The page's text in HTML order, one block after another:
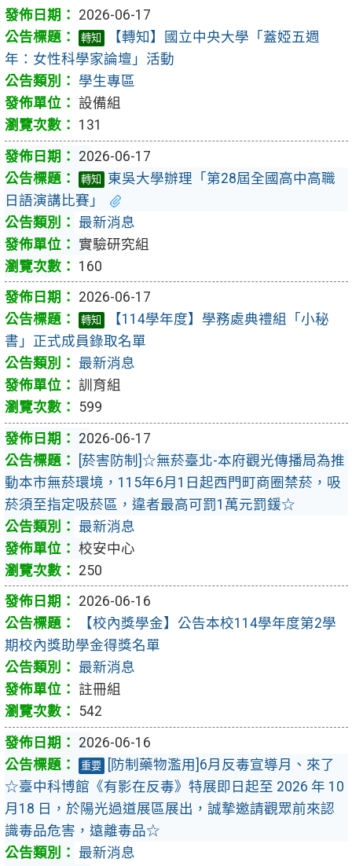
2026-06-17
轉知
【轉知】國立中央大學「蓋婭五週
年：女性科學家論壇」活動
學生專區
設備組
131
2026-06-17
轉知
東吳大學辦理「第28屆全國高中高職
日語演講比賽」
最新消息
實驗研究組
160
2026-06-17
轉知
【114學年度】學務處典禮組「小秘
書」正式成員錄取名單
最新消息
訓育組
599
2026-06-17
[菸害防制]☆無菸臺北-本府觀光傳播局為推
動本市無菸環境，115年6月1日起西門町商圈禁菸，吸
菸須至指定吸菸區，違者最高可罰1萬元罰鍰☆
最新消息
校安中心
250
2026-06-16
【校內獎學金】公告本校114學年度第2學
期校內獎助學金得獎名單
最新消息
註冊組
542
2026-06-16
重要
[防制藥物濫用]6月反毒宣導月、來了
☆臺中科博館《有影在反毒》特展即日起至 2026 年 10
月18 日，於陽光過道展區展出，誠摯邀請觀眾前來認
識毒品危害，遠離毒品☆
最新消息